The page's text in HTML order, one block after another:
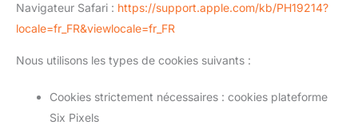
Navigateur Safari : https://support.apple.com/kb/PH19214?
locale=fr_FR&viewlocale=fr_FR
Nous utilisons les types de cookies suivants :
Cookies strictement nécessaires : cookies plateforme
Six Pixels